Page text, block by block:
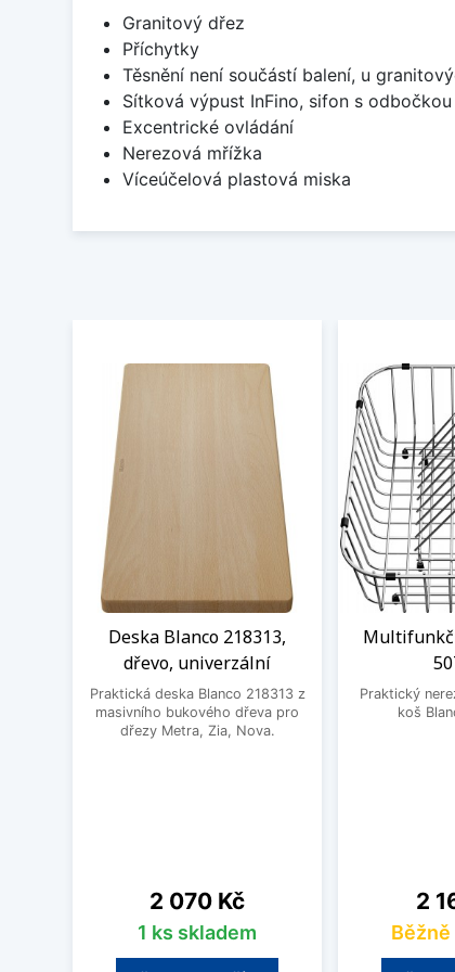
Granitový dřez
Příchytky
Těsnění není součástí balení, u
Sítková výpust InFino, sifon s
Excentrické ovládání
Nerezová mřížka
Víceúčelová plastová miska
Deska Blanco 218313,
dřevo, univerzální
Praktická deska Blanco 218313 z
masivního bukového dřeva pro
dřezy Metra, Zia, Nova.
Cena
2 070 Kč
1 ks skladem
Praktický
koš
2